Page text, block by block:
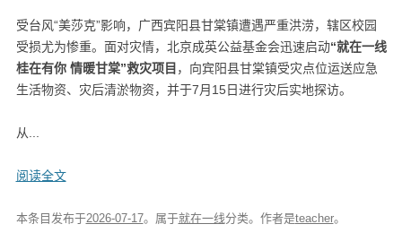
受台风“美莎克”影响，广西宾阳县甘棠镇遭遇严重洪涝，辖区校园
受损尤为惨重。面对灾情，北京成英公益基金会迅速启动“就在一线
桂在有你 情暖甘棠”救灾项目 ，向宾阳县甘棠镇受灾点位运送应急
生活物资、灾后清淤物资，并于7月15日进行灾后实地探访。
从...
阅读全文
本条目发布于2026-07-17。属于就在一线分类。 作者是teacher。